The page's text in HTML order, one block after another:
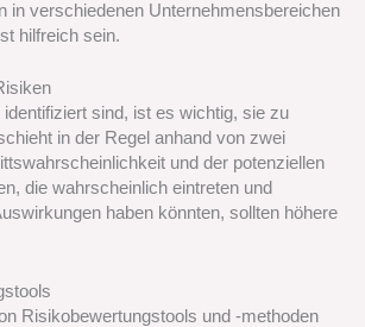
in verschiedenen Unternehmensbereichen
hilfreich sein.
sind, ist es wichtig, sie zu
in der Regel anhand von zwei
und der potenziellen
die wahrscheinlich eintreten und
haben könnten, sollten höhere
Risikobewertungstools und -methoden